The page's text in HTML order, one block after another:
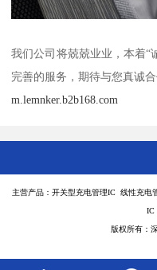
我们公司将兢兢业业，本着“
完善的服务，期待与您真诚
m.lemnker.b2b168.com
主营产品：开关型充电管理IC 线性充电
IC
版权所有：